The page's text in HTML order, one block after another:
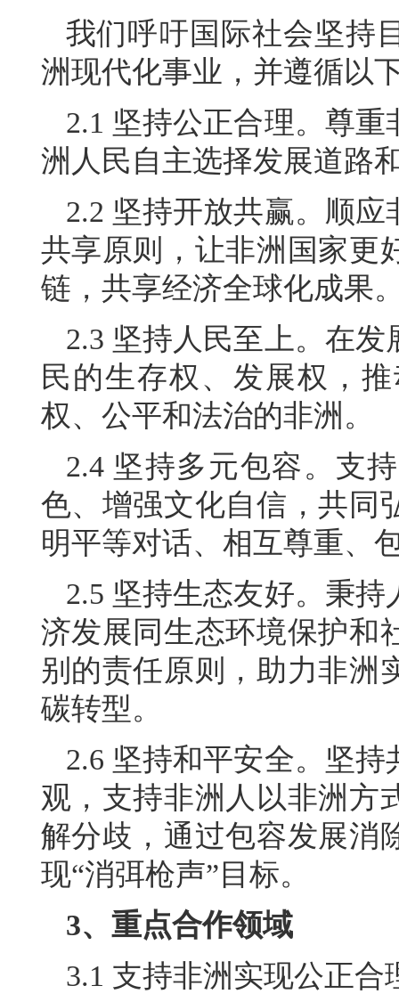
我们呼吁国际社会坚持
洲现代化事业，并遵循以
2.1 坚持公正合理。尊
洲人民自主选择发展道路
2.2 坚持开放共赢。顺
共享原则，让非洲国家更
链，共享经济全球化成果
2.3 坚持人民至上。在
民的生存权、发展权，
权、公平和法治的非洲。
2.4 坚持多元包容。支
色、增强文化自信，共同
明平等对话、相互尊重、
2.5 坚持生态友好。秉
济发展同生态环境保护和
别的责任原则，助力非洲
碳转型。
2.6 坚持和平安全。坚
观，支持非洲人以非洲方
解分歧，通过包容发展消
现“消弭枪声”目标。
3、重点合作领域
3.1 支持非洲实现公正合